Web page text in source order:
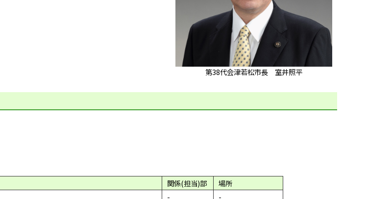
第38代会津若松市長 室井照平
関係(担当)部
場所
-
-